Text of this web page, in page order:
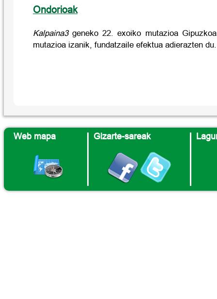
Ondorioak
Kalpaina3geneko 22. exoiko mutazioa
mutazioa izanik, fundatzaile efektua adierazten du.
Web mapa Gizarte-sareak